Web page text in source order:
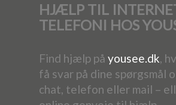
HJÆLP TIL
TELEFONI HOS
Find hjælp på yousee.dk,
få svar på dine spørgsmål
chat, telefon eller mail –